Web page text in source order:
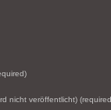
nicht veröffentlicht)